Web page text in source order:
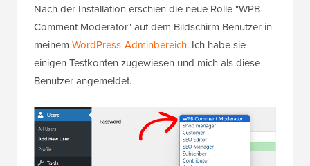
Nach der Installation erschien die neue Rolle "WPB
Comment Moderator" auf dem Bildschirm Benutzer in
meinem WordPress-Adminbereich. Ich habe sie
einigen Testkonten zugewiesen und mich als diese
Benutzer angemeldet.